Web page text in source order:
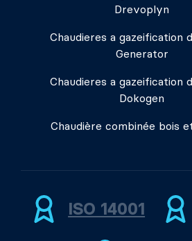
Drevoplyn
Chaudieres a gazeification
Generator
Chaudieres a gazeification
Dokogen
Chaudière combinée bois
ISO 14001